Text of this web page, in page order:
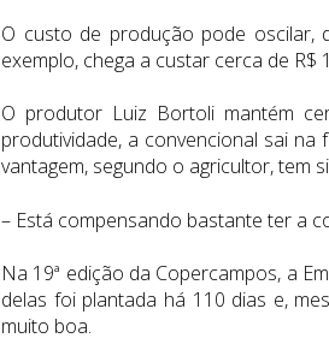
O custo de produção pode oscilar,
exemplo, chega a custar cerca de
O produtor Luiz Bortoli mantém
produtividade, a convencional sai
vantagem, segundo o agricultor, tem
– Está compensando bastante ter a
Na 19ª edição da Copercampos, a
delas foi plantada há 110 dias e,
muito boa.